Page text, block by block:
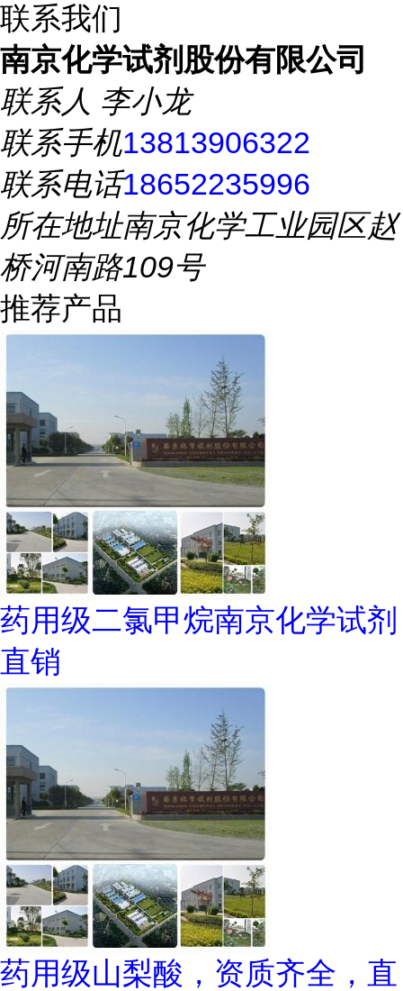
联系我们
南京化学试剂股份有限公司
联系人 李小龙
联系手机13813906322
联系电话18652235996
所在地址南京化学工业园区赵
桥河南路109号
推荐产品
药用级二氯甲烷南京化学试剂
直销
药用级山梨酸，资质齐全，直